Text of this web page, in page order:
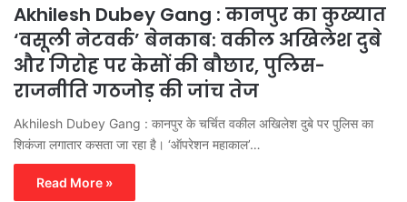
Akhilesh Dubey Gang : कानपुर का कुख्यात
‘वसूली नेटवर्क’ बेनकाब: वकील अखिलेश दुबे
और गिरोह पर केसों की बौछार, पुलिस-
राजनीति गठजोड़ की जांच तेज
Akhilesh Dubey Gang : कानपुर के चर्चित वकील अखिलेश दुबे पर पुलिस का
शिकंजा लगातार कसता जा रहा है। ‘ऑपरेशन महाकाल’…
Read More »